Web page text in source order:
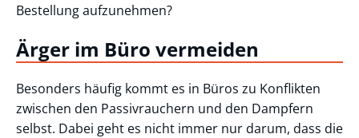
Bestellung aufzunehmen?
Ärger im Büro vermeiden
Besonders häufig kommt es in Büros zu Konflikten
zwischen den Passivrauchern und den Dampfern
selbst. Dabei geht es nicht immer nur darum, dass die